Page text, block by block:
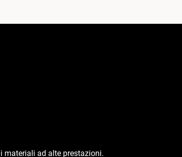
materiali ad alte prestazioni.